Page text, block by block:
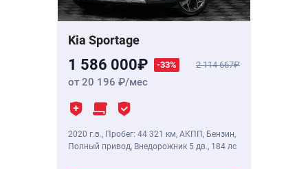
Kia Sportage
1 586 000 -33% 2 114 667
от 20 196 /мес
2020 г.в., Пробег: 44 321 км, АКПП, Бензин,
Полный привод, Внедорожник 5 дв., 184 лс